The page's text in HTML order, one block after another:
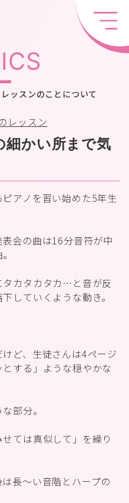
ッスンのことについて
レッスン
細かい所まで気
アノを習い始めた5年生
会の曲は16分音符が中
タカタカタカ…と音が反
していくような動き。
ど、生徒さんは4ページ
する」ような穏やかな
部分。
ては真似して」を繰り
長〜い音階とハープの